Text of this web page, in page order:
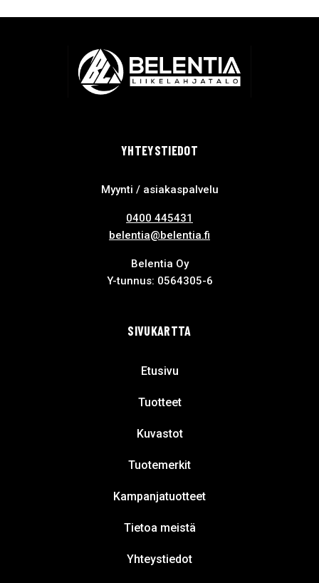
YHTEYSTIEDOT
Myynti / asiakaspalvelu
0400 445431
belentia@belentia.fi
Belentia Oy
Y-tunnus: 0564305-6
SIVUKARTTA
Etusivu
Tuotteet
Kuvastot
Tuotemerkit
Kampanjatuotteet
Tietoa meistä
Yhteystiedot